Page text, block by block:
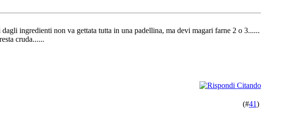
ingredienti non va gettata tutta in una padellina, ma devi magari farne 2 o 3......
cruda......
(#41)